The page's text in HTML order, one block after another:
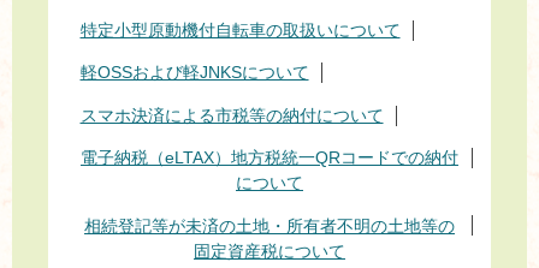
特定小型原動機付自転車の取扱いについて
軽OSSおよび軽JNKSについて
スマホ決済による市税等の納付について
電子納税（eLTAX）地方税統一QRコードでの納付
について
相続登記等が未済の土地・所有者不明の土地等の
固定資産税について